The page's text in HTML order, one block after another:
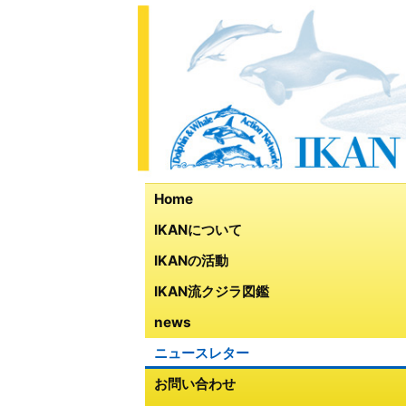
Home
IKANについて
IKANの活動
IKAN流クジラ図鑑
news
ニュースレター
お問い合わせ